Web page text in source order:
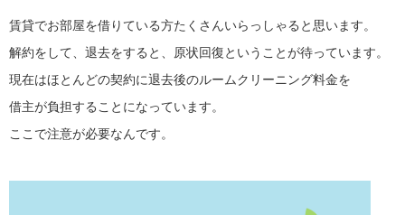
賃貸でお部屋を借りている方たくさんいらっしゃると思います。
解約をして、退去をすると、原状回復ということが待っています。
現在はほとんどの契約に退去後のルームクリーニング料金を
借主が負担することになっています。
ここで注意が必要なんです。